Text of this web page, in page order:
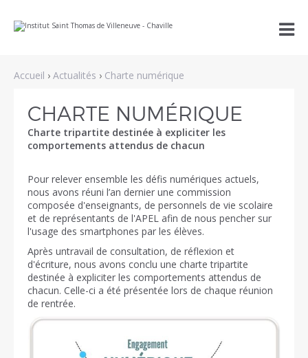
au
la
personnels

Accueil › Actualités › Charte numérique
CHARTE NUMÉRIQUE
Charte tripartite destinée à expliciter les
comportements attendus de chacun
Pour relever ensemble les défis numériques actuels,
nous avons réuni l’an dernier une commission
composée d'enseignants, de personnels de vie scolaire
et de représentants de l'APEL afin de nous pencher sur
l'usage des smartphones par les élèves.
Après untravail de consultation, de réflexion et
d'écriture, nous avons conclu une charte tripartite
destinée à expliciter les comportements attendus de
chacun. Celle-ci a été présentée lors de chaque réunion
de rentrée.